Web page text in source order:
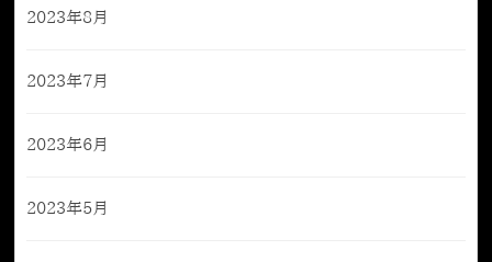
2023年8月
2023年7月
2023年6月
2023年5月